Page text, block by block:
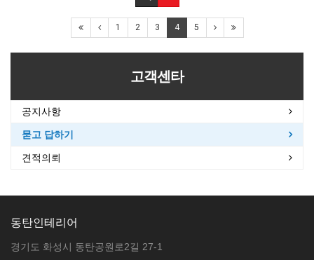
1 2 3 4 5
고객센타
공지사항
묻고 답하기
견적의뢰
동탄인테리어
경기도 화성시 동탄공원로2길 27-1